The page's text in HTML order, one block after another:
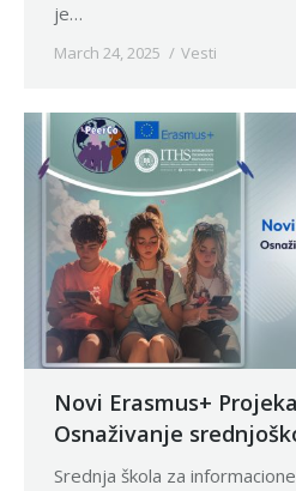
je…
March 24, 2025 Vesti
Novi Erasmus+
Osnaživanje
digitalnom svetu
Srednja škola za